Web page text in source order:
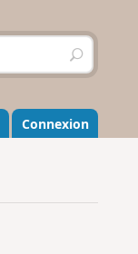
R
e
h
e
r
r
Connexion